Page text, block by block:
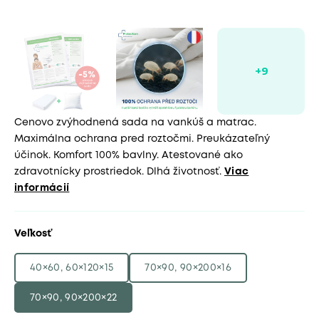
Cenovo zvýhodnená sada na vankúš a matrac.
Maximálna ochrana pred roztočmi. Preukázateľný
účinok. Komfort 100% bavlny. Atestované ako
zdravotnícky prostriedok. Dlhá životnosť. Viac
informácií
Veľkosť
40×60, 60×120×15 70×90, 90×200×16
70×90, 90×200×22